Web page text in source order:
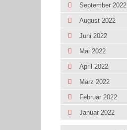
September 2022
August 2022
Juni 2022
Mai 2022
April 2022
März 2022
Februar 2022
Januar 2022